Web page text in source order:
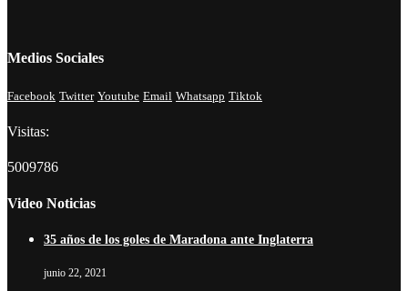
Medios Sociales
Facebook Twitter Youtube Email Whatsapp Tiktok
Visitas:
5009786
Video Noticias
35 años de los goles de Maradona ante Inglaterra
junio 22, 2021